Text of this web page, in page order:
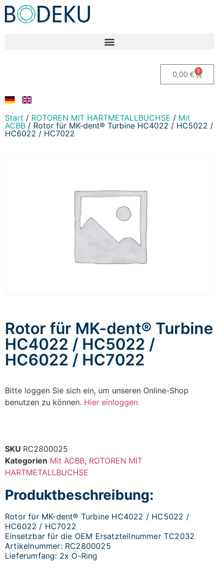
0,00 € 0
Start / ROTOREN MIT HARTMETALLBUCHSE / Mit
ACBB / Rotor für MK-dent® Turbine HC4022 / HC5022 /
HC6022 / HC7022
Rotor für MK-dent® Turbine
HC4022 / HC5022 /
HC6022 / HC7022
Bitte loggen Sie sich ein, um unseren Online-Shop
benutzen zu können. Hier einloggen
SKU RC2800025
Kategorien Mit ACBB, ROTOREN MIT
HARTMETALLBUCHSE
Produktbeschreibung:
Rotor für MK-dent® Turbine HC4022 / HC5022 /
HC6022 / HC7022
Einsetzbar für die OEM Ersatzteilnummer TC2032
Artikelnummer: RC2800025
Lieferumfang: 2x O-Ring